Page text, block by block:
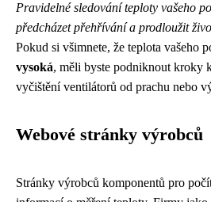
Pravidelné sledování teploty vašeho
předcházet přehřívání a prodloužit
Pokud si všimnete, že teplota vašeho
vysoká, měli byste podniknout kroky
vyčištění ventilátorů od prachu nebo
Webové stránky výrobců
Stránky výrobců komponentů pro